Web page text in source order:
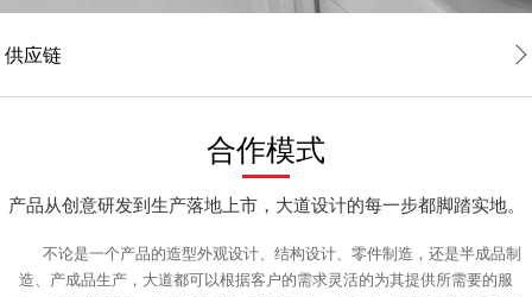
大道服务
NEWS
合作交流
供应链
合作模式
产品从创意研发到生产落地上市，大道设计的每一步都脚踏实地。
不论是一个产品的造型外观设计、结构设计、零件制造，还是半成品制
造、产成品生产，大道都可以根据客户的需求灵活的为其提供所需要的服